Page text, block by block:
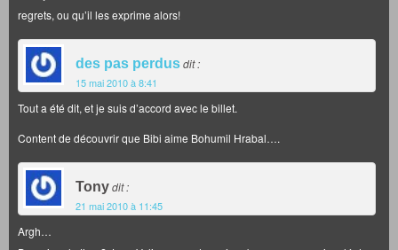
regrets, ou qu’il les exprime alors!
des pas perdusdit :
15 mai 2010 à 8:41
Tout a été dit, et je suis d’accord avec le billet.
Content de découvrir que Bibi aime Bohumil Hrabal….
Tonydit :
21 mai 2010 à 11:45
Argh…